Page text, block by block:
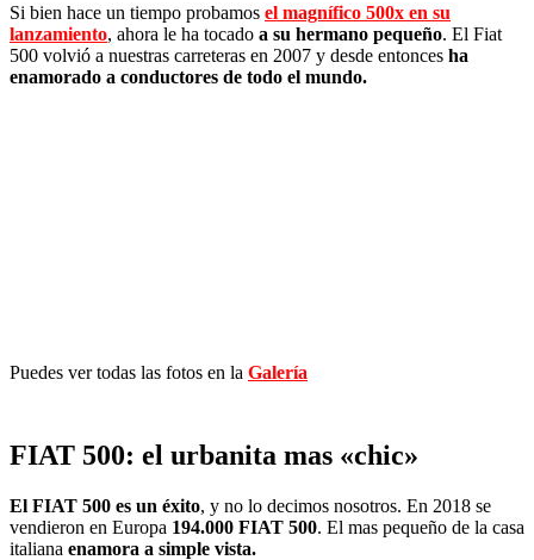
Si bien hace un tiempo probamos el magnífico 500x en su
lanzamiento, ahora le ha tocado a su hermano pequeño. El Fiat
500 volvió a nuestras carreteras en 2007 y desde entonces ha
enamorado a conductores de todo el mundo.
Puedes ver todas las fotos en la Galería
FIAT 500: el urbanita mas «chic»
El FIAT 500 es un éxito, y no lo decimos nosotros. En 2018 se
vendieron en Europa 194.000 FIAT 500. El mas pequeño de la casa
italiana enamora a simple vista.